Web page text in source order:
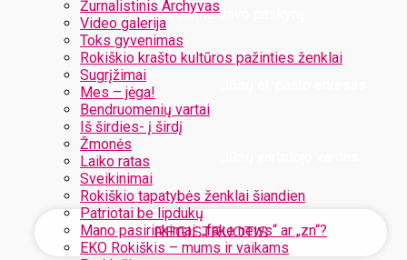
Žurnalistinis Archyvas
Video galerija
Toks gyvenimas
Rokiškio krašto kultūros pažinties ženklai
Sugrįžimai
Mes – jėga!
Bendruomenių vartai
Iš širdies- į širdį
Žmonės
Laiko ratas
Sveikinimai
Rokiškio tapatybės ženklai šiandien
Patriotai be lipdukų
Mano pasirinkimai: „fake news“ ar „zn“?
EKO Rokiškis – mums ir vaikams
Užregistruokite savo paskyrą